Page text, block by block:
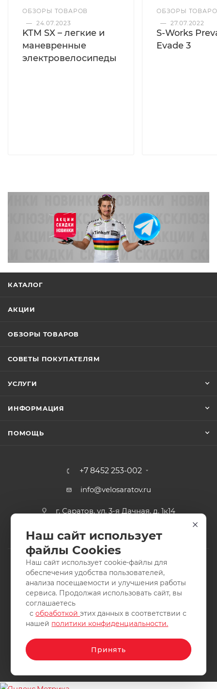
ОБЗОРЫ ТОВАРОВ
— 24.07.2023
KTM SX – легкие и
маневренные
электровелосипеды
ОБЗОРЫ
— 27.07.2022
S-Works
Evade 3
КАТАЛОГ
АКЦИИ
ОБЗОРЫ ТОВАРОВ
СОВЕТЫ ПОКУПАТЕЛЯМ
УСЛУГИ
ИНФОРМАЦИЯ
ПОМОЩЬ
+7 8452 253-002
info@velosaratov.ru
г. Саратов, ул. 3-я Дачная, д. 1к14
2011-2026 © интернет-магазин спортивных товаров
ВелоСаратов. Не является публичной офертой. Все права
защищены. Заимствование материалов и фотографий
запрещено.
Наш сайт использует
файлы Cookies
Наш сайт использует cookie-файлы для
обеспечения удобства пользователей,
анализа посещаемости и улучшения работы
сервиса. Продолжая использовать сайт, вы
соглашаетесь
собработкойэтих данных в соответствии с
нашей политики конфиденциальности.
Принять